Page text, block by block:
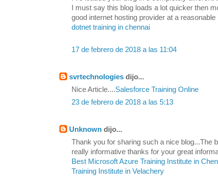
I must say this blog loads a lot quicker then
good internet hosting provider at a reasonable
dotnet training in chennai
17 de febrero de 2018 a las 11:04
svrtechnologies dijo...
Nice Article....Salesforce Training Online
23 de febrero de 2018 a las 5:13
Unknown dijo...
Thank you for sharing such a nice blog...The
really informative thanks for your great
Best Microsoft Azure Training Institute in
Training Institute in Velachery